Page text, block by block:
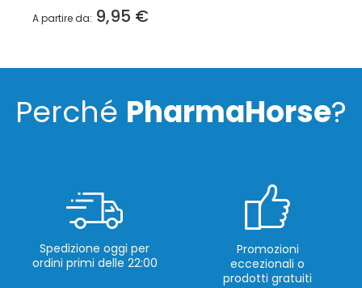
A partire da 9,95 €
Perché PharmaHorse?
Spedizione oggi per
ordini primi delle 22:00
Promozioni
eccezionali o
prodotti gratuiti